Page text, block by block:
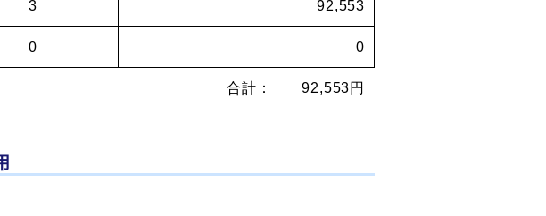
3 92,553
0 0
合計： 92,553円